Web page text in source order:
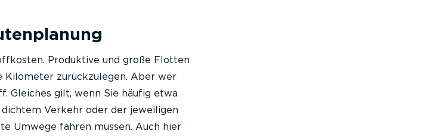
Produktive und große Flotten
Kilometer zurückzulegen. Aber wer
gilt, wenn Sie häufig etwa
Verkehr oder der jeweiligen
Umwege fahren müssen. Auch hier